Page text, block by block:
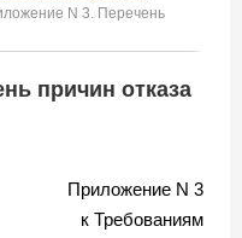
N 3. Перечень
причин отказа
Приложение N 3
к Требованиям